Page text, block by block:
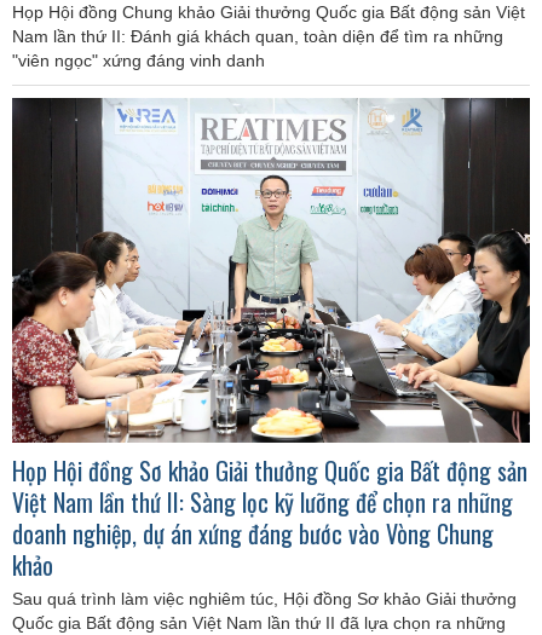
Họp Hội đồng Chung khảo Giải thưởng Quốc gia Bất động sản Việt
Nam lần thứ II: Đánh giá khách quan, toàn diện để tìm ra những
"viên ngọc" xứng đáng vinh danh
Họp Hội đồng Sơ khảo Giải thưởng Quốc gia Bất động sản
Việt Nam lần thứ II: Sàng lọc kỹ lưỡng để chọn ra những
doanh nghiệp, dự án xứng đáng bước vào Vòng Chung
khảo
Sau quá trình làm việc nghiêm túc, Hội đồng Sơ khảo Giải thưởng
Quốc gia Bất động sản Việt Nam lần thứ II đã lựa chọn ra những